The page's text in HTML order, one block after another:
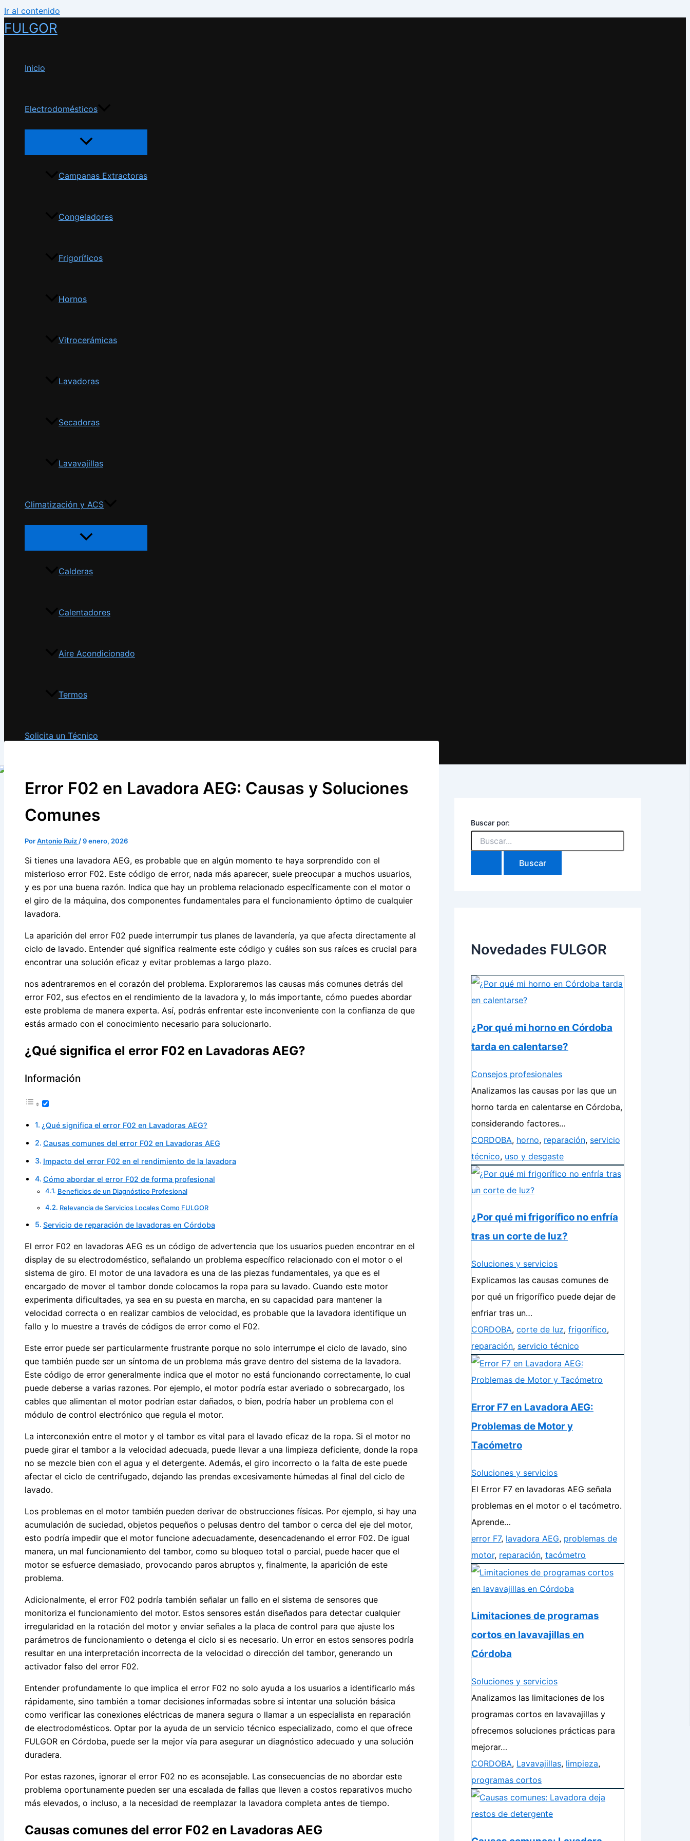
Ir al contenido
FULGOR
Inicio
Electrodomésticos
Campanas Extractoras
Congeladores
Frigoríficos
Hornos
Vitrocerámicas
Lavadoras
Secadoras
Lavavajillas
Climatización y ACS
Calderas
Calentadores
Aire Acondicionado
Termos
Solicita un Técnico
Error F02 en Lavadora AEG: Causas y Soluciones
Comunes
PorAntonio Ruiz /9 enero, 2026
Si tienes una lavadora AEG, es probable que en algún momento te haya sorprendido con el
misterioso error F02. Este código de error, nada más aparecer, suele preocupar a muchos usuarios,
y es por una buena razón. Indica que hay un problema relacionado específicamente con el motor o
el giro de la máquina, dos componentes fundamentales para el funcionamiento óptimo de cualquier
lavadora.
La aparición del error F02 puede interrumpir tus planes de lavandería, ya que afecta directamente al
ciclo de lavado. Entender qué significa realmente este código y cuáles son sus raíces es crucial para
encontrar una solución eficaz y evitar problemas a largo plazo.
nos adentraremos en el corazón del problema. Exploraremos las causas más comunes detrás del
error F02, sus efectos en el rendimiento de la lavadora y, lo más importante, cómo puedes abordar
este problema de manera experta. Así, podrás enfrentar este inconveniente con la confianza de que
estás armado con el conocimiento necesario para solucionarlo.
¿Qué significa el error F02 en Lavadoras AEG?
Información
¿Qué significa el error F02 en Lavadoras AEG?
Causas comunes del error F02 en Lavadoras AEG
Impacto del error F02 en el rendimiento de la lavadora
Cómo abordar el error F02 de forma profesional
Beneficios de un Diagnóstico Profesional
Relevancia de Servicios Locales Como FULGOR
Servicio de reparación de lavadoras en Córdoba
El error F02 en lavadoras AEG es un código de advertencia que los usuarios pueden encontrar en el
display de su electrodoméstico, señalando un problema específico relacionado con el motor o el
sistema de giro. El motor de una lavadora es una de las piezas fundamentales, ya que es el
encargado de mover el tambor donde colocamos la ropa para su lavado. Cuando este motor
experimenta dificultades, ya sea en su puesta en marcha, en su capacidad para mantener la
velocidad correcta o en realizar cambios de velocidad, es probable que la lavadora identifique un
fallo y lo muestre a través de códigos de error como el F02.
Este error puede ser particularmente frustrante porque no solo interrumpe el ciclo de lavado, sino
que también puede ser un síntoma de un problema más grave dentro del sistema de la lavadora.
Este código de error generalmente indica que el motor no está funcionando correctamente, lo cual
puede deberse a varias razones. Por ejemplo, el motor podría estar averiado o sobrecargado, los
cables que alimentan el motor podrían estar dañados, o bien, podría haber un problema con el
módulo de control electrónico que regula el motor.
La interconexión entre el motor y el tambor es vital para el lavado eficaz de la ropa. Si el motor no
puede girar el tambor a la velocidad adecuada, puede llevar a una limpieza deficiente, donde la ropa
no se mezcle bien con el agua y el detergente. Además, el giro incorrecto o la falta de este puede
afectar el ciclo de centrifugado, dejando las prendas excesivamente húmedas al final del ciclo de
lavado.
Los problemas en el motor también pueden derivar de obstrucciones físicas. Por ejemplo, si hay una
acumulación de suciedad, objetos pequeños o pelusas dentro del tambor o cerca del eje del motor,
esto podría impedir que el motor funcione adecuadamente, desencadenando el error F02. De igual
manera, un mal funcionamiento del tambor, como su bloqueo total o parcial, puede hacer que el
motor se esfuerce demasiado, provocando paros abruptos y, finalmente, la aparición de este
problema.
Adicionalmente, el error F02 podría también señalar un fallo en el sistema de sensores que
monitoriza el funcionamiento del motor. Estos sensores están diseñados para detectar cualquier
irregularidad en la rotación del motor y enviar señales a la placa de control para que ajuste los
parámetros de funcionamiento o detenga el ciclo si es necesario. Un error en estos sensores podría
resultar en una interpretación incorrecta de la velocidad o dirección del tambor, generando un
activador falso del error F02.
Entender profundamente lo que implica el error F02 no solo ayuda a los usuarios a identificarlo más
rápidamente, sino también a tomar decisiones informadas sobre si intentar una solución básica
como verificar las conexiones eléctricas de manera segura o llamar a un especialista en reparación
de electrodomésticos. Optar por la ayuda de un servicio técnico especializado, como el que ofrece
FULGOR en Córdoba, puede ser la mejor vía para asegurar un diagnóstico adecuado y una solución
duradera.
Por estas razones, ignorar el error F02 no es aconsejable. Las consecuencias de no abordar este
problema oportunamente pueden ser una escalada de fallas que lleven a costos reparativos mucho
más elevados, o incluso, a la necesidad de reemplazar la lavadora completa antes de tiempo.
Causas comunes del error F02 en Lavadoras AEG
Buscar por:
Novedades FULGOR
¿Por qué mi horno en Córdoba
tarda en calentarse?
Consejos profesionales
Analizamos las causas por las que un
horno tarda en calentarse en Córdoba,
considerando factores…
CORDOBA, horno, reparación, servicio
técnico, uso y desgaste
¿Por qué mi frigorífico no enfría
tras un corte de luz?
Soluciones y servicios
Explicamos las causas comunes de
por qué un frigorífico puede dejar de
enfriar tras un…
CORDOBA, corte de luz, frigorífico,
reparación, servicio técnico
Error F7 en Lavadora AEG:
Problemas de Motor y
Tacómetro
Soluciones y servicios
El Error F7 en lavadoras AEG señala
problemas en el motor o el tacómetro.
Aprende…
error F7, lavadora AEG, problemas de
motor, reparación, tacómetro
Limitaciones de programas
cortos en lavavajillas en
Córdoba
Soluciones y servicios
Analizamos las limitaciones de los
programas cortos en lavavajillas y
ofrecemos soluciones prácticas para
mejorar…
CORDOBA, Lavavajillas, limpieza,
programas cortos